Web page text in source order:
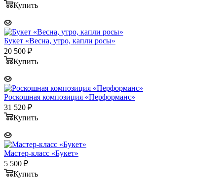
Купить
Букет «Весна, утро, капли росы»
20 500 ₽
Купить
Роскошная композиция «Перформанс»
31 520 ₽
Купить
Мастер-класс «Букет»
5 500 ₽
Купить